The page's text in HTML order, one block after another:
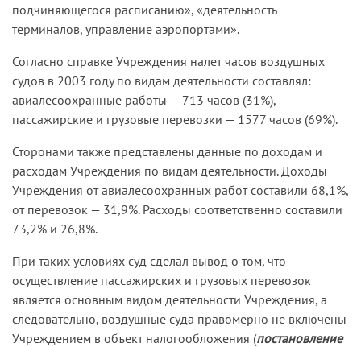
подчиняющегося расписанию», «деятельность
терминалов, управление аэропортами».
Согласно справке Учреждения налет часов воздушных
судов в 2003 году по видам деятельности составлял:
авиалесоохранные работы — 713 часов (31%),
пассажирские и грузовые перевозки — 1577 часов (69%).
Сторонами также представлены данные по доходам и
расходам Учреждения по видам деятельности. Доходы
Учреждения от авиалесоохранных работ составили 68,1%,
от перевозок — 31,9%. Расходы соответственно составили
73,2% и 26,8%.
При таких условиях суд сделал вывод о том, что
осуществление пассажирских и грузовых перевозок
является основным видом деятельности Учреждения, а
следовательно, воздушные суда правомерно не включены
Учреждением в объект налогообложения (постановление